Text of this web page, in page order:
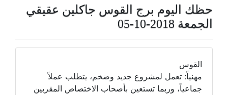
حظك اليوم برج القوس جاكلين عقيقي
الجمعة 2018-10-05
القوس
مهنياً: تعمل لمشروع جديد وضخم، يتطلب عملاً
جماعياً، وربما تستعين بأصحاب الاختصاص المقربين